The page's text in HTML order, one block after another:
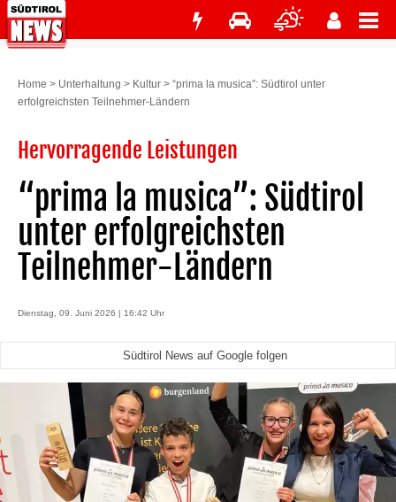
Home > Unterhaltung > Kultur > “prima la musica”: Südtirol unter
erfolgreichsten Teilnehmer-Ländern
Hervorragende Leistungen
“prima la musica”: Südtirol
unter erfolgreichsten
Teilnehmer-Ländern
Dienstag, 09. Juni 2026 | 16:42 Uhr
Südtirol News auf Google folgen